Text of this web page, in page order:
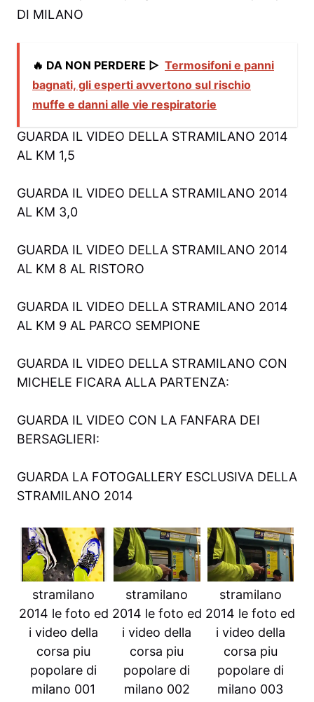
DI MILANO
🔥 DA NON PERDERE ▷ Termosifoni e panni
bagnati, gli esperti avvertono sul rischio
muffe e danni alle vie respiratorie
GUARDA IL VIDEO DELLA STRAMILANO 2014
AL KM 1,5
GUARDA IL VIDEO DELLA STRAMILANO 2014
AL KM 3,0
GUARDA IL VIDEO DELLA STRAMILANO 2014
AL KM 8 AL RISTORO
GUARDA IL VIDEO DELLA STRAMILANO 2014
AL KM 9 AL PARCO SEMPIONE
GUARDA IL VIDEO DELLA STRAMILANO CON
MICHELE FICARA ALLA PARTENZA:
GUARDA IL VIDEO CON LA FANFARA DEI
BERSAGLIERI:
GUARDA LA FOTOGALLERY ESCLUSIVA DELLA
STRAMILANO 2014
stramilano
2014 le foto ed
i video della
corsa piu
popolare di
milano 001
stramilano
2014 le foto ed
i video della
corsa piu
popolare di
milano 002
stramilano
2014 le foto ed
i video della
corsa piu
popolare di
milano 003